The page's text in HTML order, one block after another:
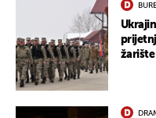
žarište